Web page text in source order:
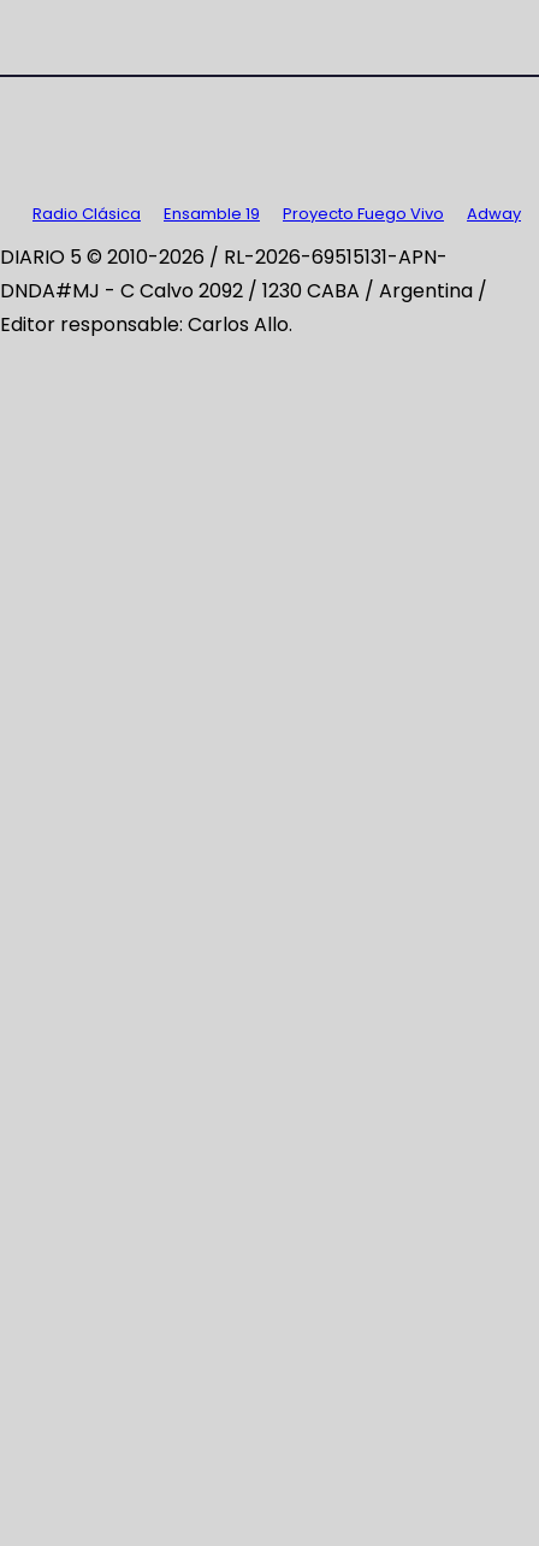
Radio Clásica Ensamble 19 Proyecto Fuego Vivo Adway
DIARIO 5 © 2010-2026 / RL-2026-69515131-APN-
DNDA#MJ - C Calvo 2092 / 1230 CABA / Argentina /
Editor responsable: Carlos Allo.